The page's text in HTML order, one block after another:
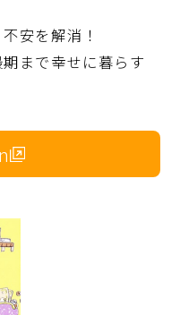
安を解消！
まで幸せに暮らす